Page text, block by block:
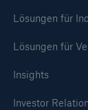
Lösungen für
Lösungen für
Insights
Investor